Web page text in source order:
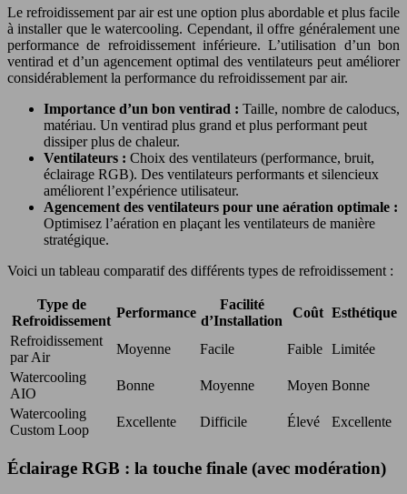
Le refroidissement par air est une option plus abordable et plus facile
à installer que le watercooling. Cependant, il offre généralement une
performance de refroidissement inférieure. L’utilisation d’un bon
ventirad et d’un agencement optimal des ventilateurs peut améliorer
considérablement la performance du refroidissement par air.
Importance d’un bon ventirad : Taille, nombre de caloducs,
matériau. Un ventirad plus grand et plus performant peut
dissiper plus de chaleur.
Ventilateurs : Choix des ventilateurs (performance, bruit,
éclairage RGB). Des ventilateurs performants et silencieux
améliorent l’expérience utilisateur.
Agencement des ventilateurs pour une aération optimale :
Optimisez l’aération en plaçant les ventilateurs de manière
stratégique.
Voici un tableau comparatif des différents types de refroidissement :
Type de
Refroidissement
Performance
Facilité
d’Installation
Coût Esthétique
Refroidissement
par Air
Moyenne Facile Faible Limitée
Watercooling
AIO
Bonne Moyenne Moyen Bonne
Watercooling
Custom Loop
Excellente Difficile Élevé Excellente
Éclairage RGB : la touche finale (avec modération)